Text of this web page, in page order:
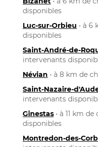
disponibles
Luc-sur-Orbieu • à 6
disponibles
Saint-André-de-
intervenants
Névian • à 8 km de
Saint-Nazaire-
intervenants
Ginestas • à 11 km
disponibles
Montredon-des-